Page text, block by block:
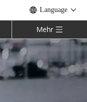
Language
Mehr
OEM Motorhaubenabdeckung Motorhaubenscharnier für Mclaren 540C